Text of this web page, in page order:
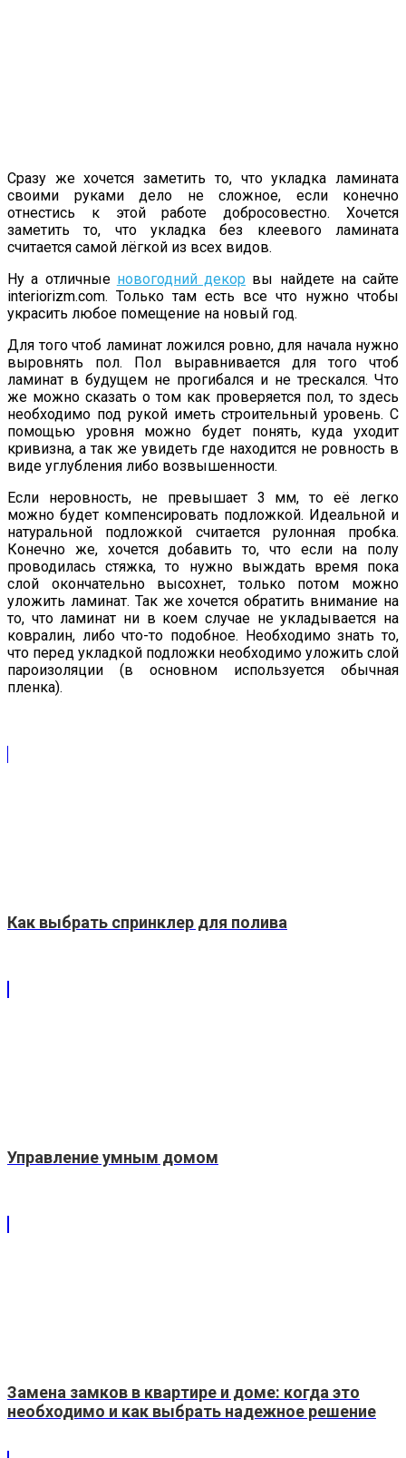
Сразу же хочется заметить то, что укладка ламината
своими руками дело не сложное, если конечно
отнестись к этой работе добросовестно. Хочется
заметить то, что укладка без клеевого ламината
считается самой лёгкой из всех видов.
Ну а отличные новогодний декор вы найдете на сайте
interiorizm.com. Только там есть все что нужно чтобы
украсить любое помещение на новый год.
Для того чтоб ламинат ложился ровно, для начала нужно
выровнять пол. Пол выравнивается для того чтоб
ламинат в будущем не прогибался и не трескался. Что
же можно сказать о том как проверяется пол, то здесь
необходимо под рукой иметь строительный уровень. С
помощью уровня можно будет понять, куда уходит
кривизна, а так же увидеть где находится не ровность в
виде углубления либо возвышенности.
Если неровность, не превышает 3 мм, то её легко
можно будет компенсировать подложкой. Идеальной и
натуральной подложкой считается рулонная пробка.
Конечно же, хочется добавить то, что если на полу
проводилась стяжка, то нужно выждать время пока
слой окончательно высохнет, только потом можно
уложить ламинат. Так же хочется обратить внимание на
то, что ламинат ни в коем случае не укладывается на
ковралин, либо что-то подобное. Необходимо знать то,
что перед укладкой подложки необходимо уложить слой
пароизоляции (в основном используется обычная
пленка).
Как выбрать спринклер для полива
Управление умным домом
Замена замков в квартире и доме: когда это
необходимо и как выбрать надежное решение